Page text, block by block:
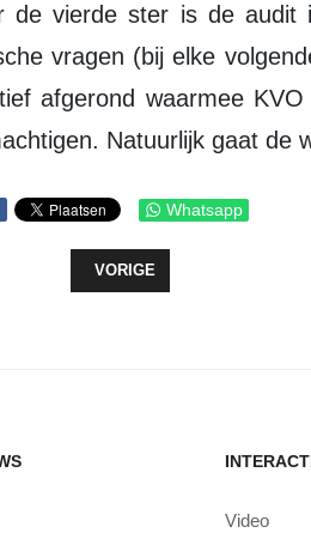
vragen (bij elke
afgerond waarmee
Natuurlijk gaat de
Whatsapp
VORIG ARTIKEL: DE LEEUW
VORIGE
Video